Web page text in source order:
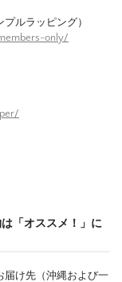
ルラッピング）
only/
「オススメ！」に
届け先（沖縄および一